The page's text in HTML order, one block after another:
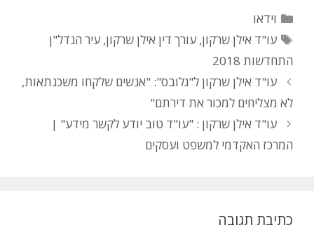
קטגוריות
וידאו
תגיות
עו"ד אילן שרקון,עורך דין אילן שרקון,עיר הנדל"ן
התחדשות 2018
עו"ד אילן שרקון ל"גלובס": "אנשים שלקחו משכנתאות,
לא מצליחים למכור את דירתם"
עו"ד אילן שרקון : "עו"ד טוב יודע לקשר מידע" |
המרכז האקדמי למשפט ועסקים
כתיבת תגובה